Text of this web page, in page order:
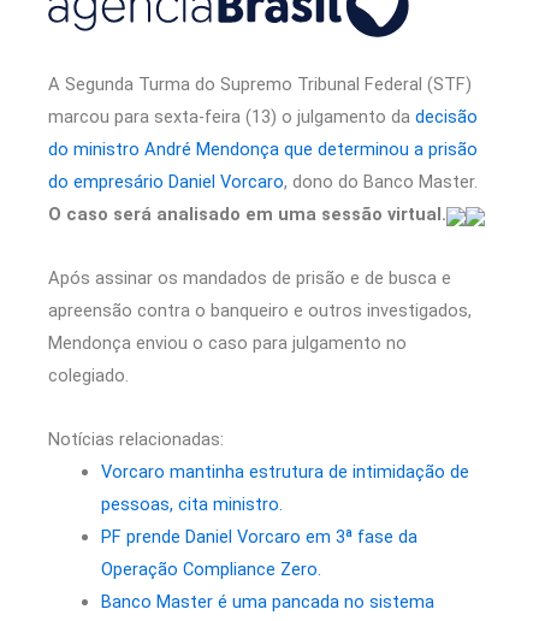
A Segunda Turma do Supremo Tribunal Federal (STF)
marcou para sexta-feira (13) o julgamento da decisão
do ministro André Mendonça que determinou a prisão
do empresário Daniel Vorcaro, dono do Banco Master.
O caso será analisado em uma sessão virtual.
Após assinar os mandados de prisão e de busca e
apreensão contra o banqueiro e outros investigados,
Mendonça enviou o caso para julgamento no
colegiado.
Notícias relacionadas:
Vorcaro mantinha estrutura de intimidação de
pessoas, cita ministro.
PF prende Daniel Vorcaro em 3ª fase da
Operação Compliance Zero.
Banco Master é uma pancada no sistema